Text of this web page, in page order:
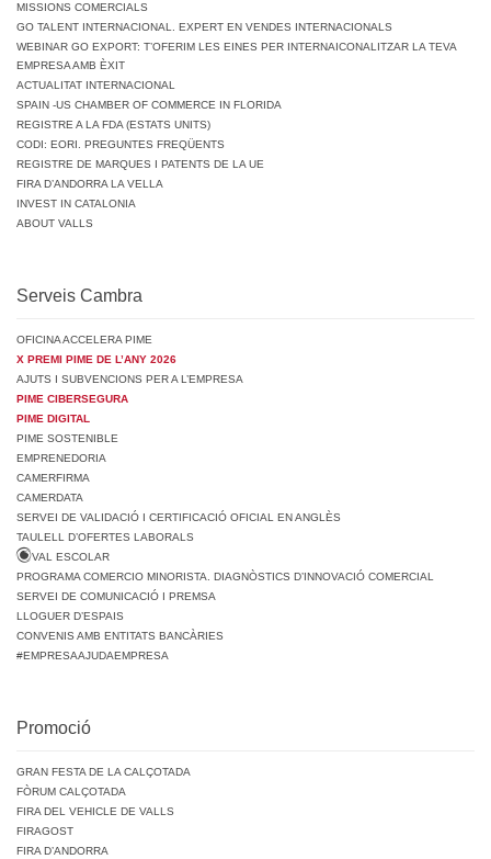
MISSIONS COMERCIALS
GO TALENT INTERNACIONAL. EXPERT EN VENDES INTERNACIONALS
WEBINAR GO EXPORT: T’OFERIM LES EINES PER INTERNAICONALITZAR LA TEVA
EMPRESA AMB ÈXIT
ACTUALITAT INTERNACIONAL
SPAIN -US CHAMBER OF COMMERCE IN FLORIDA
REGISTRE A LA FDA (ESTATS UNITS)
CODI: EORI. PREGUNTES FREQÜENTS
REGISTRE DE MARQUES I PATENTS DE LA UE
FIRA D’ANDORRA LA VELLA
INVEST IN CATALONIA
ABOUT VALLS
Serveis Cambra
OFICINA ACCELERA PIME
X PREMI PIME DE L’ANY 2026
AJUTS I SUBVENCIONS PER A L’EMPRESA
PIME CIBERSEGURA
PIME DIGITAL
PIME SOSTENIBLE
EMPRENEDORIA
CAMERFIRMA
CAMERDATA
SERVEI DE VALIDACIÓ I CERTIFICACIÓ OFICIAL EN ANGLÈS
TAULELL D’OFERTES LABORALS
VAL ESCOLAR
PROGRAMA COMERCIO MINORISTA. DIAGNÒSTICS D’INNOVACIÓ COMERCIAL
SERVEI DE COMUNICACIÓ I PREMSA
LLOGUER D’ESPAIS
CONVENIS AMB ENTITATS BANCÀRIES
#EMPRESAAJUDAEMPRESA
Promoció
GRAN FESTA DE LA CALÇOTADA
FÒRUM CALÇOTADA
FIRA DEL VEHICLE DE VALLS
FIRAGOST
FIRA D’ANDORRA